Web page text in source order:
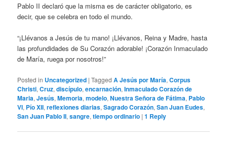
Pablo II declaró que la misma es de carácter obligatorio, es
decir, que se celebra en todo el mundo.
“¡Llévanos a Jesús de tu mano! ¡Llévanos, Reina y Madre, hasta
las profundidades de Su Corazón adorable! ¡Corazón Inmaculado
de María, ruega por nosotros!”
Posted in Uncategorized |Tagged A Jesús por María,Corpus
Christi,Cruz,discípulo,encarnación,Inmaculado Corazón de
Maria,Jesús,Memoria,modelo,Nuestra Señora de Fátima, Pablo
VI, Pío XII,reflexiones diarias,Sagrado Corazón,San Juan Eudes,
San Juan Pablo II,sangre,tiempo ordinario |1 Reply